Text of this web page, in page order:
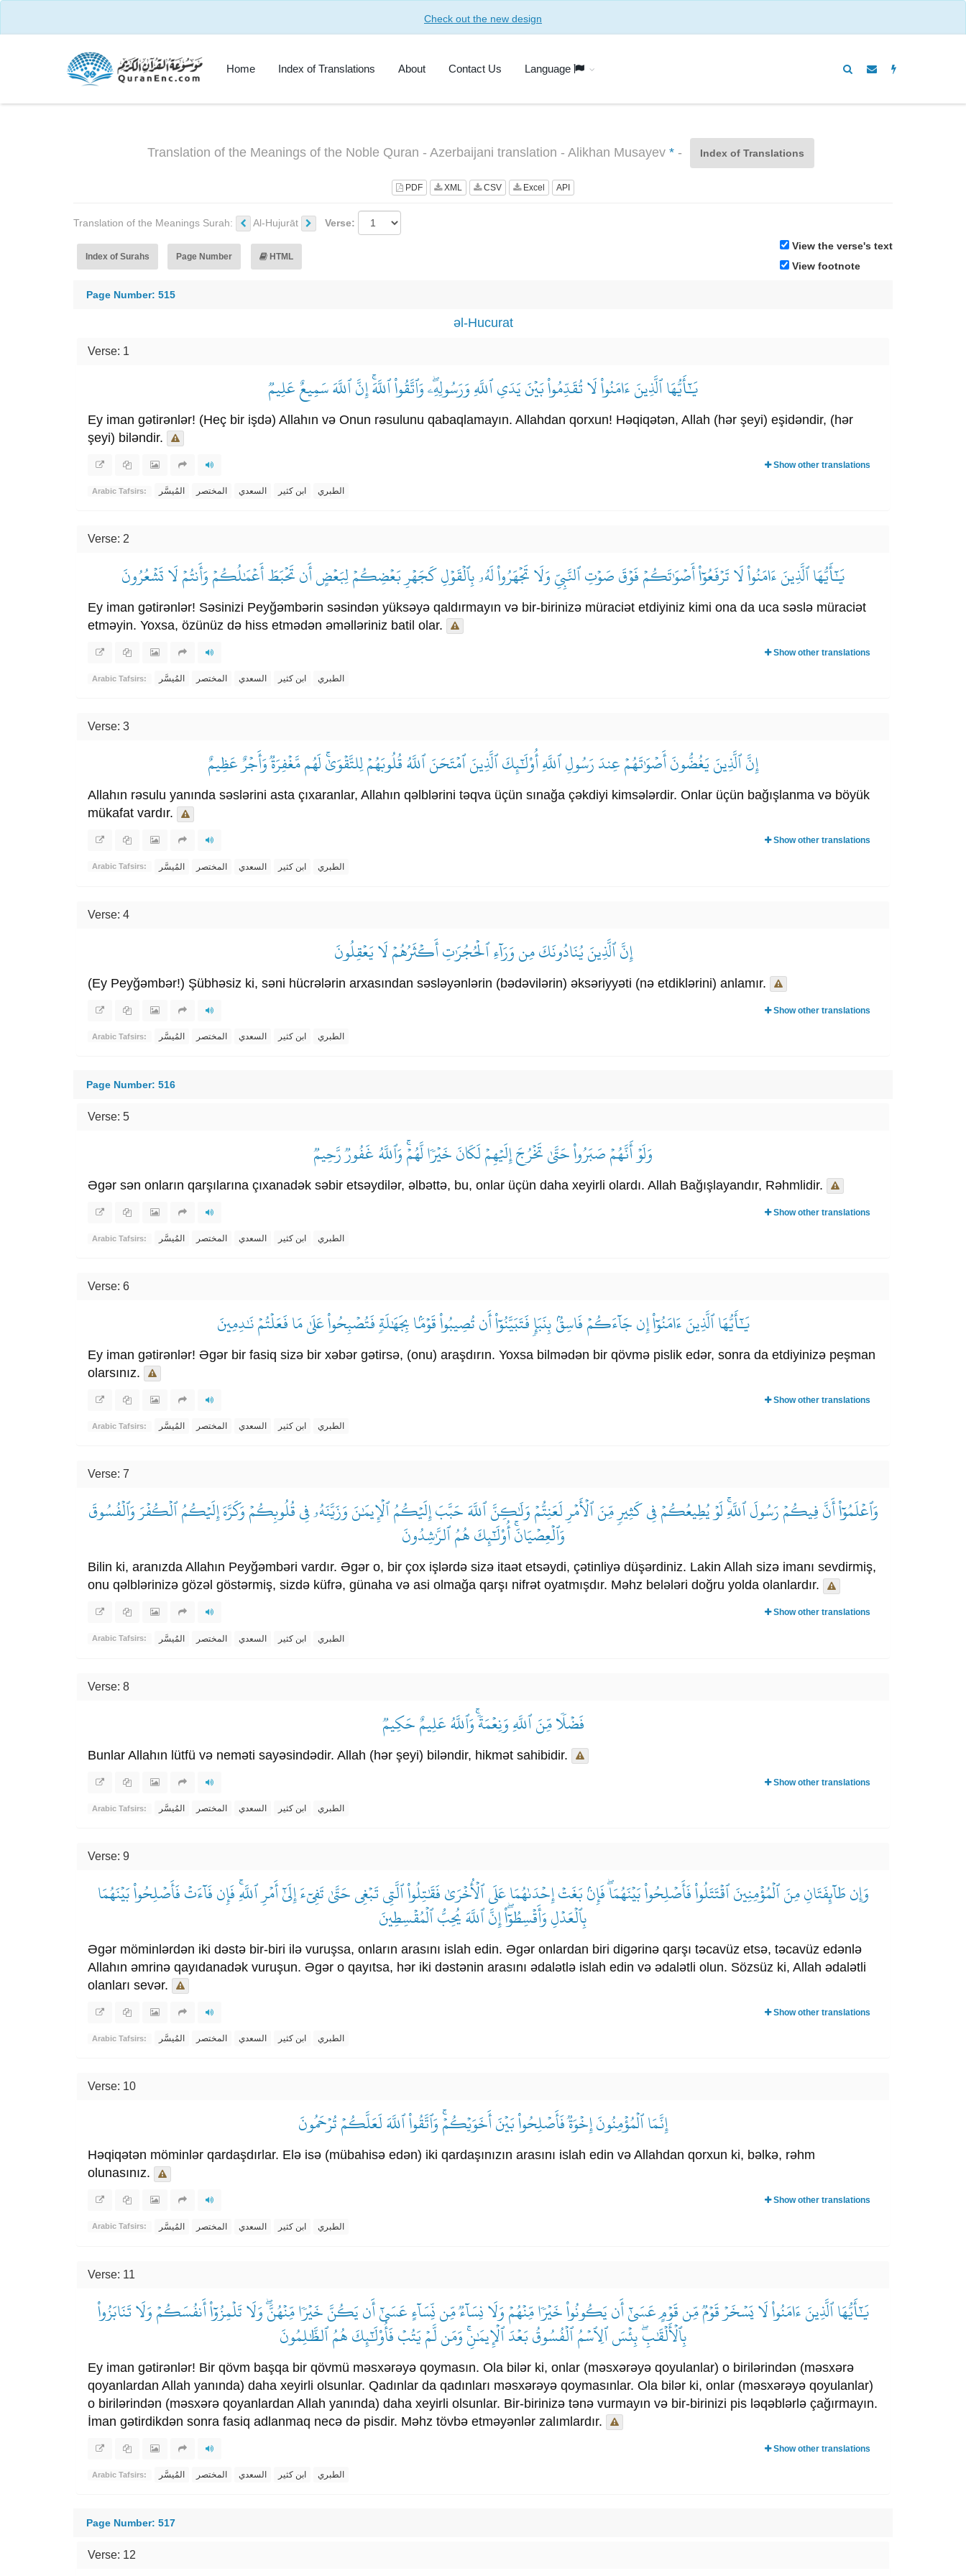
Check out the new design
Home Index of Translations About Contact Us Language
Translation of the Meanings of the Noble Quran - Azerbaijani translation - Alikhan Musayev* - Index of Translations
PDF XML CSV Excel API
Translation of the Meanings Surah: Al-Hujurāt Verse:
Index of Surahs Page Number HTML
View the verse's text
View footnote
Page Number: 515
əl-Hucurat
Verse: 1
يَٰٓأَيُّهَا ٱلَّذِينَ ءَامَنُواْ لَا تُقَدِّمُواْ بَيۡنَ يَدَيِ ٱللَّهِ وَرَسُولِهِۦۖ وَٱتَّقُواْ ٱللَّهَۚ إِنَّ ٱللَّهَ سَمِيعٌ عَلِيمٞ
Ey iman gətirənlər! (Heç bir işdə) Allahın və Onun rəsulunu qabaqlamayın. Allahdan qorxun! Həqiqətən, Allah (hər şeyi) eşidəndir, (hər
şeyi) biləndir.
Show other translations
Arabic Tafsirs: المُيسَّر المختصر السعدي ابن كثير الطبري
Verse: 2
يَٰٓأَيُّهَا ٱلَّذِينَ ءَامَنُواْ لَا تَرۡفَعُوٓاْ أَصۡوَٰتَكُمۡ فَوۡقَ صَوۡتِ ٱلنَّبِيِّ وَلَا تَجۡهَرُواْ لَهُۥ بِٱلۡقَوۡلِ كَجَهۡرِ بَعۡضِكُمۡ لِبَعۡضٍ أَن تَحۡبَطَ أَعۡمَٰلُكُمۡ وَأَنتُمۡ لَا تَشۡعُرُونَ
Ey iman gətirənlər! Səsinizi Peyğəmbərin səsindən yüksəyə qaldırmayın və bir-birinizə müraciət etdiyiniz kimi ona da uca səslə müraciət
etməyin. Yoxsa, özünüz də hiss etmədən əməlləriniz batil olar.
Show other translations
Arabic Tafsirs: المُيسَّر المختصر السعدي ابن كثير الطبري
Verse: 3
إِنَّ ٱلَّذِينَ يَغُضُّونَ أَصۡوَٰتَهُمۡ عِندَ رَسُولِ ٱللَّهِ أُوْلَٰٓئِكَ ٱلَّذِينَ ٱمۡتَحَنَ ٱللَّهُ قُلُوبَهُمۡ لِلتَّقۡوَىٰۚ لَهُم مَّغۡفِرَةٞ وَأَجۡرٌ عَظِيمٌ
Allahın rəsulu yanında səslərini asta çıxaranlar, Allahın qəlblərini təqva üçün sınağa çəkdiyi kimsələrdir. Onlar üçün bağışlanma və böyük
mükafat vardır.
Show other translations
Arabic Tafsirs: المُيسَّر المختصر السعدي ابن كثير الطبري
Verse: 4
إِنَّ ٱلَّذِينَ يُنَادُونَكَ مِن وَرَآءِ ٱلۡحُجُرَٰتِ أَكۡثَرُهُمۡ لَا يَعۡقِلُونَ
(Ey Peyğəmbər!) Şübhəsiz ki, səni hücrələrin arxasından səsləyənlərin (bədəvilərin) əksəriyyəti (nə etdiklərini) anlamır.
Show other translations
Arabic Tafsirs: المُيسَّر المختصر السعدي ابن كثير الطبري
Page Number: 516
Verse: 5
وَلَوۡ أَنَّهُمۡ صَبَرُواْ حَتَّىٰ تَخۡرُجَ إِلَيۡهِمۡ لَكَانَ خَيۡرٗا لَّهُمۡۚ وَٱللَّهُ غَفُورٞ رَّحِيمٞ
Əgər sən onların qarşılarına çıxanadək səbir etsəydilər, əlbəttə, bu, onlar üçün daha xeyirli olardı. Allah Bağışlayandır, Rəhmlidir.
Show other translations
Arabic Tafsirs: المُيسَّر المختصر السعدي ابن كثير الطبري
Verse: 6
يَٰٓأَيُّهَا ٱلَّذِينَ ءَامَنُوٓاْ إِن جَآءَكُمۡ فَاسِقُۢ بِنَبَإٖ فَتَبَيَّنُوٓاْ أَن تُصِيبُواْ قَوۡمَۢا بِجَهَٰلَةٖ فَتُصۡبِحُواْ عَلَىٰ مَا فَعَلۡتُمۡ نَٰدِمِينَ
Ey iman gətirənlər! Əgər bir fasiq sizə bir xəbər gətirsə, (onu) araşdırın. Yoxsa bilmədən bir qövmə pislik edər, sonra da etdiyinizə peşman
olarsınız.
Show other translations
Arabic Tafsirs: المُيسَّر المختصر السعدي ابن كثير الطبري
Verse: 7
وَٱعۡلَمُوٓاْ أَنَّ فِيكُمۡ رَسُولَ ٱللَّهِۚ لَوۡ يُطِيعُكُمۡ فِي كَثِيرٖ مِّنَ ٱلۡأَمۡرِ لَعَنِتُّمۡ وَلَٰكِنَّ ٱللَّهَ حَبَّبَ إِلَيۡكُمُ ٱلۡإِيمَٰنَ وَزَيَّنَهُۥ فِي قُلُوبِكُمۡ وَكَرَّهَ إِلَيۡكُمُ ٱلۡكُفۡرَ وَٱلۡفُسُوقَ
وَٱلۡعِصۡيَانَۚ أُوْلَٰٓئِكَ هُمُ ٱلرَّٰشِدُونَ
Bilin ki, aranızda Allahın Peyğəmbəri vardır. Əgər o, bir çox işlərdə sizə itaət etsəydi, çətinliyə düşərdiniz. Lakin Allah sizə imanı sevdirmiş,
onu qəlblərinizə gözəl göstərmiş, sizdə küfrə, günaha və asi olmağa qarşı nifrət oyatmışdır. Məhz belələri doğru yolda olanlardır.
Show other translations
Arabic Tafsirs: المُيسَّر المختصر السعدي ابن كثير الطبري
Verse: 8
فَضۡلٗا مِّنَ ٱللَّهِ وَنِعۡمَةٗۚ وَٱللَّهُ عَلِيمٌ حَكِيمٞ
Bunlar Allahın lütfü və neməti sayəsindədir. Allah (hər şeyi) biləndir, hikmət sahibidir.
Show other translations
Arabic Tafsirs: المُيسَّر المختصر السعدي ابن كثير الطبري
Verse: 9
وَإِن طَآئِفَتَانِ مِنَ ٱلۡمُؤۡمِنِينَ ٱقۡتَتَلُواْ فَأَصۡلِحُواْ بَيۡنَهُمَاۖ فَإِنۢ بَغَتۡ إِحۡدَىٰهُمَا عَلَى ٱلۡأُخۡرَىٰ فَقَٰتِلُواْ ٱلَّتِي تَبۡغِي حَتَّىٰ تَفِيٓءَ إِلَىٰٓ أَمۡرِ ٱللَّهِۚ فَإِن فَآءَتۡ فَأَصۡلِحُواْ بَيۡنَهُمَا
بِٱلۡعَدۡلِ وَأَقۡسِطُوٓاْۖ إِنَّ ٱللَّهَ يُحِبُّ ٱلۡمُقۡسِطِينَ
Əgər möminlərdən iki dəstə bir-biri ilə vuruşsa, onların arasını islah edin. Əgər onlardan biri digərinə qarşı təcavüz etsə, təcavüz edənlə
Allahın əmrinə qayıdanadək vuruşun. Əgər o qayıtsa, hər iki dəstənin arasını ədalətlə islah edin və ədalətli olun. Sözsüz ki, Allah ədalətli
olanları sevər.
Show other translations
Arabic Tafsirs: المُيسَّر المختصر السعدي ابن كثير الطبري
Verse: 10
إِنَّمَا ٱلۡمُؤۡمِنُونَ إِخۡوَةٞ فَأَصۡلِحُواْ بَيۡنَ أَخَوَيۡكُمۡۚ وَٱتَّقُواْ ٱللَّهَ لَعَلَّكُمۡ تُرۡحَمُونَ
Həqiqətən möminlər qardaşdırlar. Elə isə (mübahisə edən) iki qardaşınızın arasını islah edin və Allahdan qorxun ki, bəlkə, rəhm
olunasınız.
Show other translations
Arabic Tafsirs: المُيسَّر المختصر السعدي ابن كثير الطبري
Verse: 11
يَٰٓأَيُّهَا ٱلَّذِينَ ءَامَنُواْ لَا يَسۡخَرۡ قَوۡمٞ مِّن قَوۡمٍ عَسَىٰٓ أَن يَكُونُواْ خَيۡرٗا مِّنۡهُمۡ وَلَا نِسَآءٞ مِّن نِّسَآءٍ عَسَىٰٓ أَن يَكُنَّ خَيۡرٗا مِّنۡهُنَّۖ وَلَا تَلۡمِزُوٓاْ أَنفُسَكُمۡ وَلَا تَنَابَزُواْ
بِٱلۡأَلۡقَٰبِۖ بِئۡسَ ٱلِٱسۡمُ ٱلۡفُسُوقُ بَعۡدَ ٱلۡإِيمَٰنِۚ وَمَن لَّمۡ يَتُبۡ فَأُوْلَٰٓئِكَ هُمُ ٱلظَّٰلِمُونَ
Ey iman gətirənlər! Bir qövm başqa bir qövmü məsxərəyə qoymasın. Ola bilər ki, onlar (məsxərəyə qoyulanlar) o birilərindən (məsxərə
qoyanlardan Allah yanında) daha xeyirli olsunlar. Qadınlar da qadınları məsxərəyə qoymasınlar. Ola bilər ki, onlar (məsxərəyə qoyulanlar)
o birilərindən (məsxərə qoyanlardan Allah yanında) daha xeyirli olsunlar. Bir-birinizə tənə vurmayın və bir-birinizi pis ləqəblərlə çağırmayın.
İman gətirdikdən sonra fasiq adlanmaq necə də pisdir. Məhz tövbə etməyənlər zalımlardır.
Show other translations
Arabic Tafsirs: المُيسَّر المختصر السعدي ابن كثير الطبري
Page Number: 517
Verse: 12